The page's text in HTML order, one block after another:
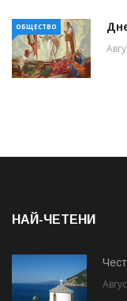
ОБЩЕСТВО
НАЙ-ЧЕТЕНИ